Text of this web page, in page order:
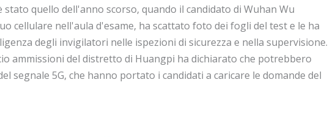
quello dell'anno scorso, quando il candidato di Wuhan Wu
cellulare nell'aula d'esame, ha scattato foto dei fogli del test e le ha
degli invigilatori nelle ispezioni di sicurezza e nella supervisione.
ammissioni del distretto di Huangpi ha dichiarato che potrebbero
segnale 5G, che hanno portato i candidati a caricare le domande del